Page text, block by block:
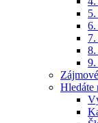
Hledáte